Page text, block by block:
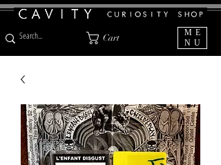
Cart
ME
NU